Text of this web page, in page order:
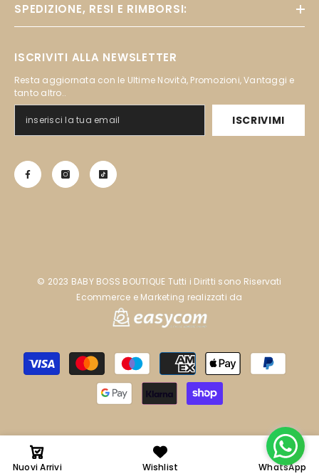
SPEDIZIONE, RESI E RIMBORSI:
ISCRIVITI ALLA NEWSLETTER
Resta aggiornata con le Ultime Novità, Promozioni, Vantaggi e
tanto altro..
ISCRIVIMI
©️ 2023 BABY BOSS BOUTIQUE Tutti i Diritti sono Riservati
Ecommerce e Marketing realizzati da
Metodi
di
pagamento
Nuovi Arrivi Wishlist WhatsApp